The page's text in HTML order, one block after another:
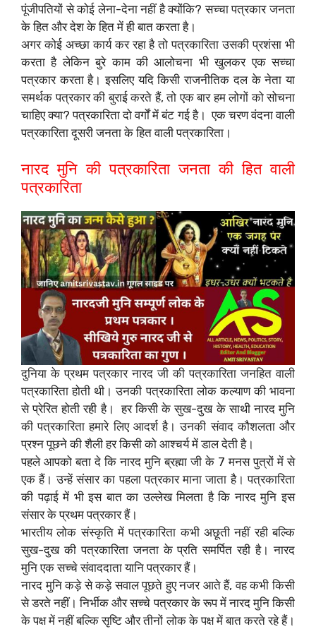
पूंजीपतियों से कोई लेना-देना नहीं है क्योंकि? सच्चा पत्रकार जनता
के हित और देश के हित में ही बात करता है। ‌
अगर कोई अच्छा कार्य कर रहा है तो पत्रकारिता उसकी प्रशंसा भी
करता है लेकिन बुरे काम की आलोचना भी खुलकर एक सच्चा
पत्रकार करता है। इसलिए यदि किसी राजनीतिक दल के नेता या
समर्थक पत्रकार की बुराई करते हैं, तो एक बार हम लोगों को सोचना
चाहिए क्या? पत्रकारिता दो वर्गों में बंट गई है। ‌ एक चरण वंदना वाली
पत्रकारिता दूसरी जनता के हित वाली पत्रकारिता। ‌
नारद मुनि की पत्रकारिता जनता की हित वाली
पत्रकारिता
दुनिया के प्रथम पत्रकार नारद जी की पत्रकारिता जनहित वाली
पत्रकारिता होती थी। ‌उनकी पत्रकारिता लोक कल्याण की भावना
से प्रेरित होती रही है। ‌ हर किसी के सुख-दुख के साथी नारद मुनि
की पत्रकारिता हमारे लिए आदर्श है। उनकी संवाद कौशलता और
प्रश्न पूछने की शैली हर किसी को आश्चर्य में डाल देती है। ‌
पहले आपको बता दे कि नारद मुनि ब्रह्मा जी के 7 मनस पुत्रों में से
एक हैं। उन्हें संसार का पहला पत्रकार माना जाता है। पत्रकारिता
की पढ़ाई में भी इस बात का उल्लेख मिलता है कि नारद मुनि इस
संसार के प्रथम पत्रकार हैं।
भारतीय लोक संस्कृति में पत्रकारिता कभी अछूती नहीं रही बल्कि
सुख-दुख की पत्रकारिता जनता के प्रति समर्पित रही है। ‌नारद
मुनि एक सच्चे संवाददाता यानि पत्रकार हैं। ‌
नारद मुनि कड़े से कड़े सवाल पूछते हुए नजर आते हैं, वह कभी किसी
से डरते नहीं। निर्भीक और सच्चे पत्रकार के रूप में नारद मुनि किसी
के पक्ष में नहीं बल्कि सृष्टि और तीनों लोक के पक्ष में बात करते रहे हैं।